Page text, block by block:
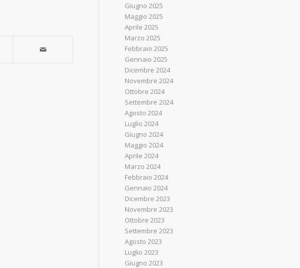
Giugno 2025
Maggio 2025
Aprile 2025
Marzo 2025
Febbraio 2025
Gennaio 2025
Dicembre 2024
Novembre 2024
Ottobre 2024
Settembre 2024
Agosto 2024
Luglio 2024
Giugno 2024
Maggio 2024
Aprile 2024
Marzo 2024
Febbraio 2024
Gennaio 2024
Dicembre 2023
Novembre 2023
Ottobre 2023
Settembre 2023
Agosto 2023
Luglio 2023
Giugno 2023